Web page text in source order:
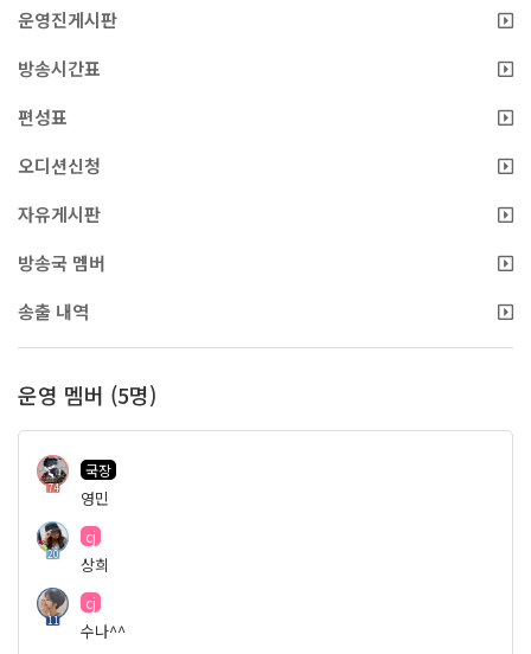
운영진게시판
방송시간표
편성표
오디션신청
자유게시판
방송국 멤버
송출 내역
운영 멤버 (5명)
74
국장
영민
20
cj
상희
11
cj
수나^^